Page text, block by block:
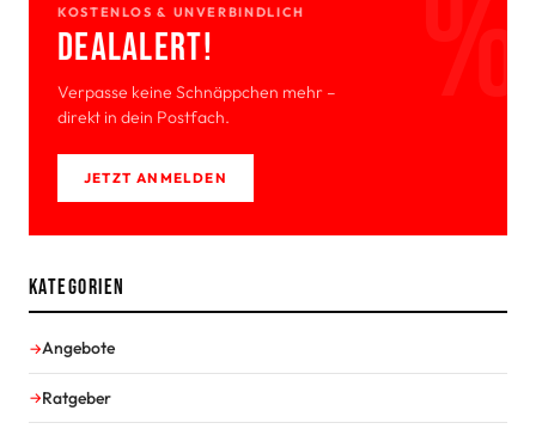
KOSTENLOS & UNVERBINDLICH
Deal­Alert!
Verpasse keine Schnäppchen mehr –
direkt in dein Postfach.
JETZT ANMELDEN
Kategorien
Angebote
Ratgeber